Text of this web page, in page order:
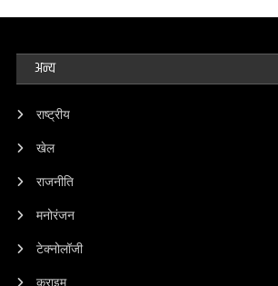
अन्य
राष्ट्रीय
खेल
राजनीति
मनोरंजन
टेक्नोलॉजी
क्राइम